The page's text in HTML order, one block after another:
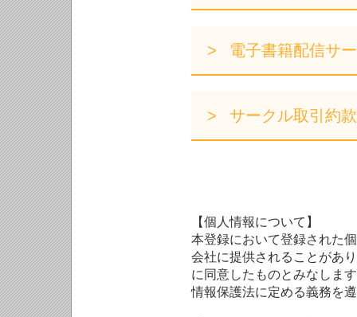
電子書籍配信サ
サークル取引約款
【個人情報について】
本登録において登録された
会社に提供されることがあ
に同意したものとみなしま
情報保護法に定める義務を